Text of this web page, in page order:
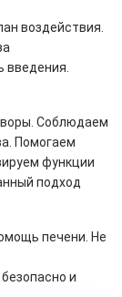
воздействия.
введения.
Соблюдаем
Помогаем
функции
подход
печени. Не
и